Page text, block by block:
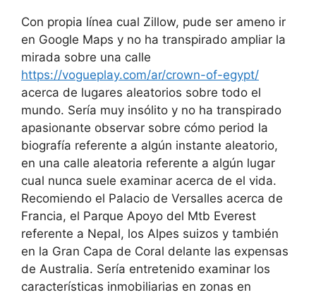
Con propia línea cual Zillow, pude ser ameno ir
en Google Maps y no ha transpirado ampliar la
mirada sobre una calle
https://vogueplay.com/ar/crown-of-egypt/
acerca de lugares aleatorios sobre todo el
mundo. Serí­a muy insólito y no ha transpirado
apasionante observar sobre cómo period la
biografía referente a algún instante aleatorio,
en una calle aleatoria referente a algún lugar
cual nunca suele examinar acerca de el vida.
Recomiendo el Palacio de Versalles acerca de
Francia, el Parque Apoyo del Mtb Everest
referente a Nepal, los Alpes suizos y también
en la Gran Capa de Coral delante las expensas
de Australia. Serí­a entretenido examinar los
características inmobiliarias en zonas en